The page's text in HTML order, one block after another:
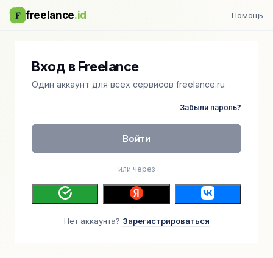
F freelance.id Помощь
Вход в Freelance
Один аккаунт для всех сервисов freelance.ru
Забыли пароль?
Войти
или через
Нет аккаунта? Зарегистрироваться